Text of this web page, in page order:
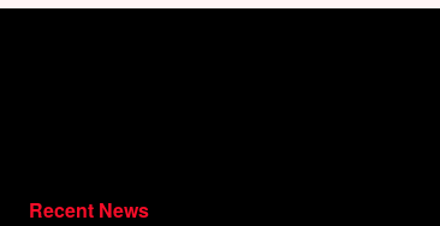
Recent News